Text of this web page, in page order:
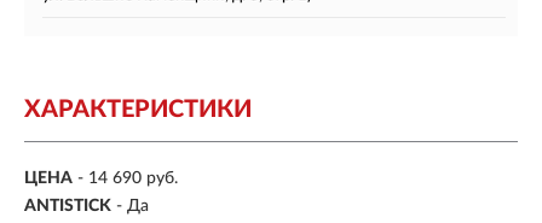
ХАРАКТЕРИСТИКИ
ЦЕНА - 14 690 руб.
ANTISTICK - Да